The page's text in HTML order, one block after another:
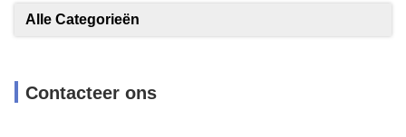
Alle Categorieën
Contacteer ons